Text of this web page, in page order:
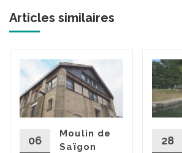
Articles similaires
06
Moulin de
Saïgon
28